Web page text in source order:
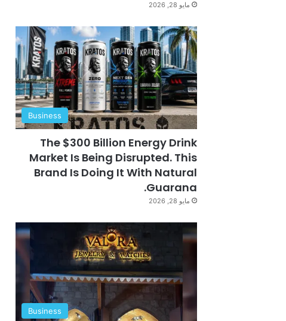
مايو 28, 2026
Business
The $300 Billion Energy Drink
Market Is Being Disrupted. This
Brand Is Doing It With Natural
Guarana.
مايو 28, 2026
Business